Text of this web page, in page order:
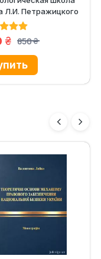
Л.И. Петражицкого
850
грн.
грн.